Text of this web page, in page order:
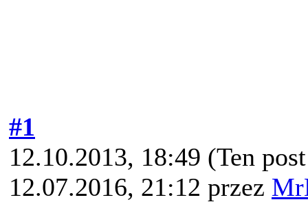
#1
12.10.2013, 18:49 (Ten
12.07.2016, 21:12 przez